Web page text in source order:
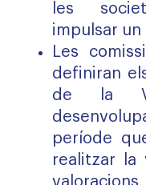
les
impulsar un
Les
definiran
de la
període
realitzar la